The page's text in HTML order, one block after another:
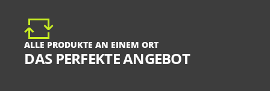
ALLE PRODUKTE AN EINEM ORT
DAS PERFEKTE ANGEBOT